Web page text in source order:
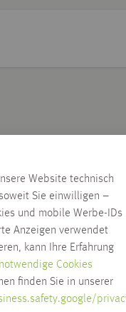
Website technisch
Sie einwilligen –
und mobile Werbe-IDs
Anzeigen verwendet
kann Ihre Erfahrung
Cookies
finden Sie in unserer